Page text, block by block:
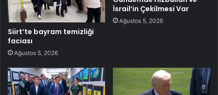
Siirt’te bayram temizliği
faciası
Ağustos 5, 2026
İsrail’in Çekilmesi Var
Ağustos 5, 2026